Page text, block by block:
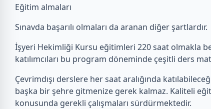
Eğitim almaları
Sınavda başarılı olmaları da aranan diğer şartlardır.
İşyeri Hekimliği Kursu eğitimleri 220 saat olmakla
katılımcıları bu program döneminde çeşitli ders
Çevrimdışı derslere her saat aralığında
başka bir şehre gitmenize gerek kalmaz. Kaliteli
konusunda gerekli çalışmaları sürdürmektedir.